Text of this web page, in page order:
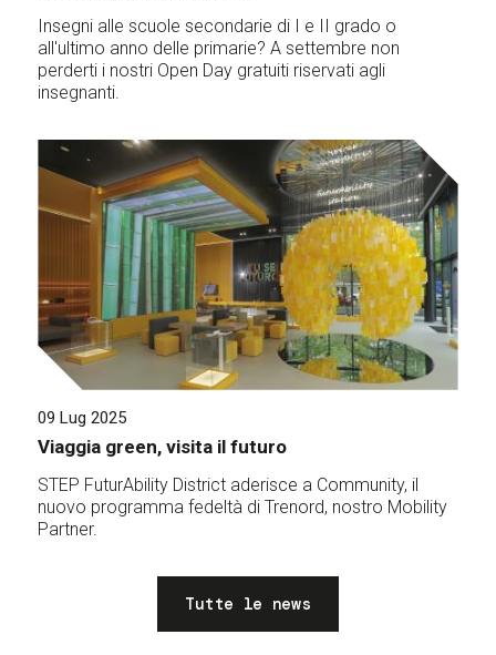
Insegni alle scuole secondarie di I e II grado o
all'ultimo anno delle primarie? A settembre non
perderti i nostri Open Day gratuiti riservati agli
insegnanti.
09 Lug 2025
Viaggia green, visita il futuro
STEP FuturAbility District aderisce a Community, il
nuovo programma fedeltà di Trenord, nostro Mobility
Partner.
Tutte le news